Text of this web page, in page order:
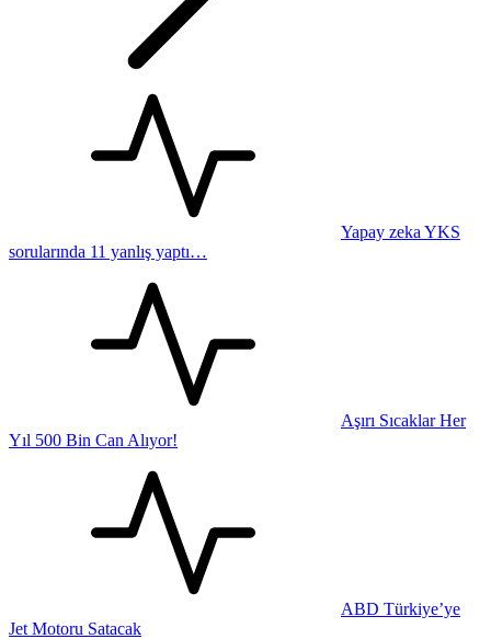
Yapay zeka YKS
sorularında 11 yanlış yaptı…
Aşırı Sıcaklar Her
Yıl 500 Bin Can Alıyor!
ABD Türkiye’ye
Jet Motoru Satacak